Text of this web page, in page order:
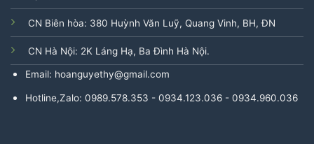
CN Biên hòa: 380 Huỳnh Văn Luỹ, Quang Vinh, BH, ĐN
CN Hà Nội: 2K Láng Hạ, Ba Đình Hà Nội.
Email: hoanguyethy@gmail.com
Hotline,Zalo: 0989.578.353 - 0934.123.036 - 0934.960.036